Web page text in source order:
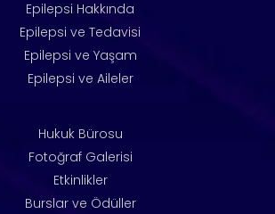
Epilepsi Hakkında
Epilepsi ve Tedavisi
Epilepsi ve Yaşam
Epilepsi ve Aileler
Hukuk Bürosu
Fotoğraf Galerisi
Etkinlikler
Burslar ve Ödüller